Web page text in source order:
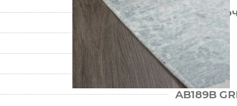
166 400
0 мм
1450 г/м²
LOTUS
AB189B